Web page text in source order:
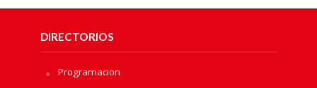
DIRECTORIOS
Programacion